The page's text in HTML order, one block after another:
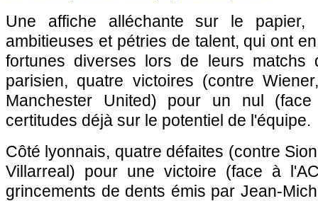
Une affiche alléchante sur le papier,
ambitieuses et pétries de talent, qui ont
fortunes diverses lors de leurs matchs
parisien, quatre victoires (contre
Manchester United) pour un nul
certitudes déjà sur le potentiel de l'équipe.
Côté lyonnais, quatre défaites (contre
Villarreal) pour une victoire (face à
grincements de dents émis par Jean-